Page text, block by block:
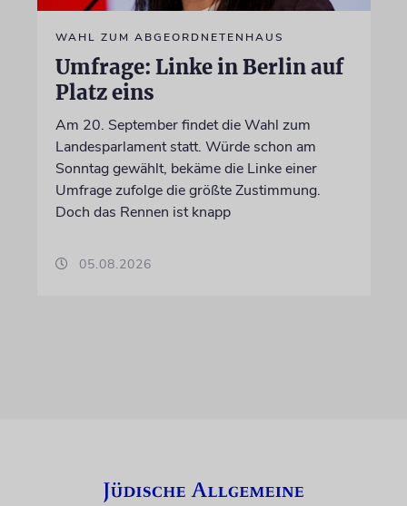
WAHL ZUM ABGEORDNETENHAUS
Umfrage: Linke in Berlin auf
Platz eins
Am 20. September findet die Wahl zum
Landesparlament statt. Würde schon am
Sonntag gewählt, bekäme die Linke einer
Umfrage zufolge die größte Zustimmung.
Doch das Rennen ist knapp
05.08.2026